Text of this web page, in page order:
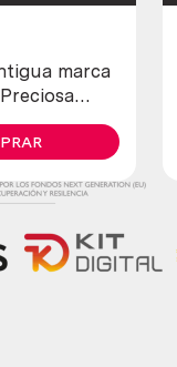
marca